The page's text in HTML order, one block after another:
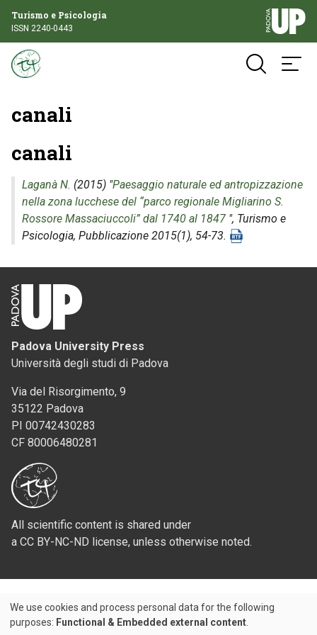
Turismo e Psicologia
ISSN 2240-0443
canali
canali
Laganà N. (2015) "Paesaggio naturale ed antropizzazione
nella zona lucchese del “parco regionale Migliarino S.
Rossore Massaciuccoli” dal 1740 al 1847 ", Turismo e
Psicologia, Pubblicazione 2015(1), 54-73.
Padova University Press
Università degli studi di Padova
Via del Risorgimento, 9
35122 Padova
PI 00742430283
CF 80006480281
All scientific content is shared under
a CC BY-NC-ND license, unless otherwise noted.
Use
We use cookies and process personal data for the following
purposes: Functional & Embedded external content